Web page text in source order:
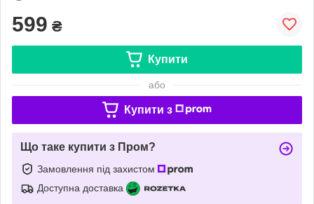
599 ₴
Купити
або
Купити з
Що таке купити з Пром?
Замовлення під захистом
Доступна доставка